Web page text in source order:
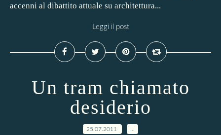
accenni al dibattito attuale su architettura...
Leggi il post
Un tram chiamato
desiderio
25.07.2011